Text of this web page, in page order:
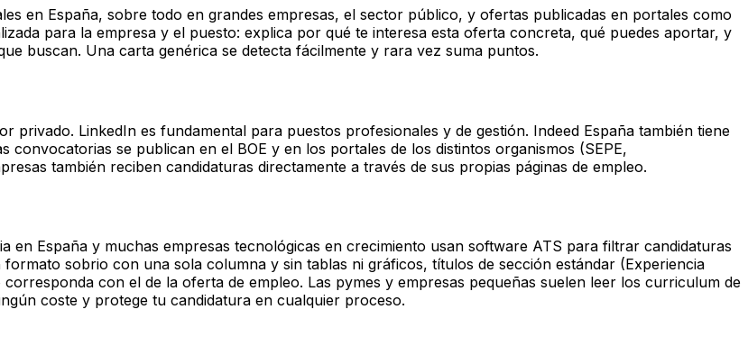
en España, sobre todo en grandes empresas, el sector público, y ofertas publicadas en portales como
para la empresa y el puesto: explica por qué te interesa esta oferta concreta, qué puedes aportar, y
buscan. Una carta genérica se detecta fácilmente y rara vez suma puntos.
privado. LinkedIn es fundamental para puestos profesionales y de gestión. Indeed España también tiene
se publican en el BOE y en los portales de los distintos organismos (SEPE,
también reciben candidaturas directamente a través de sus propias páginas de empleo.
en España y muchas empresas tecnológicas en crecimiento usan software ATS para filtrar candidaturas
sobrio con una sola columna y sin tablas ni gráficos, títulos de sección estándar (Experiencia
con el de la oferta de empleo. Las pymes y empresas pequeñas suelen leer los curriculum de
coste y protege tu candidatura en cualquier proceso.